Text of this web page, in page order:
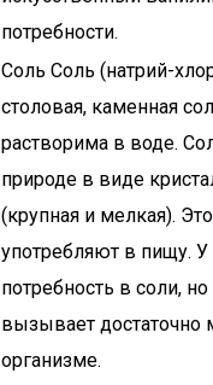
потребности.
Соль Соль (натрий-
столовая, каменная
растворима в воде.
природе в виде
(крупная и мелкая).
употребляют в пищу. У
потребность в соли,
вызывает достаточно
организме.